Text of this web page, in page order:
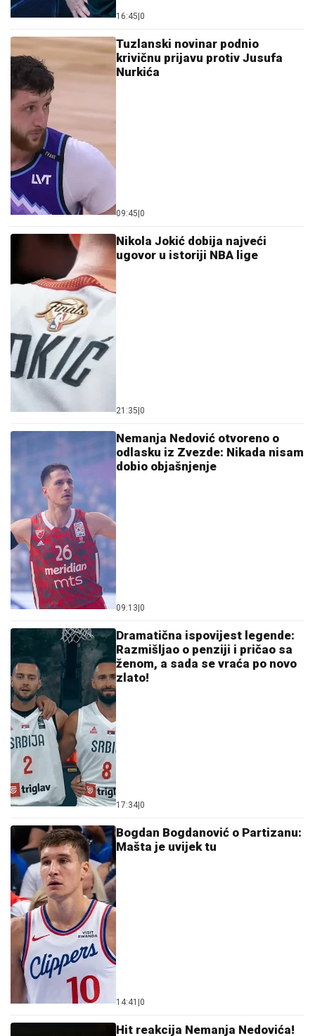
16:45|0
Tuzlanski novinar podnio
krivičnu prijavu protiv Jusufa
Nurkića
09:45|0
Nikola Jokić dobija najveći
ugovor u istoriji NBA lige
21:35|0
Nemanja Nedović otvoreno o
odlasku iz Zvezde: Nikada nisam
dobio objašnjenje
09:13|0
Dramatična ispovijest legende:
Razmišljao o penziji i pričao sa
ženom, a sada se vraća po novo
zlato!
17:34|0
Bogdan Bogdanović o Partizanu:
Mašta je uvijek tu
14:41 |0
Hit reakcija Nemanja Nedovića!